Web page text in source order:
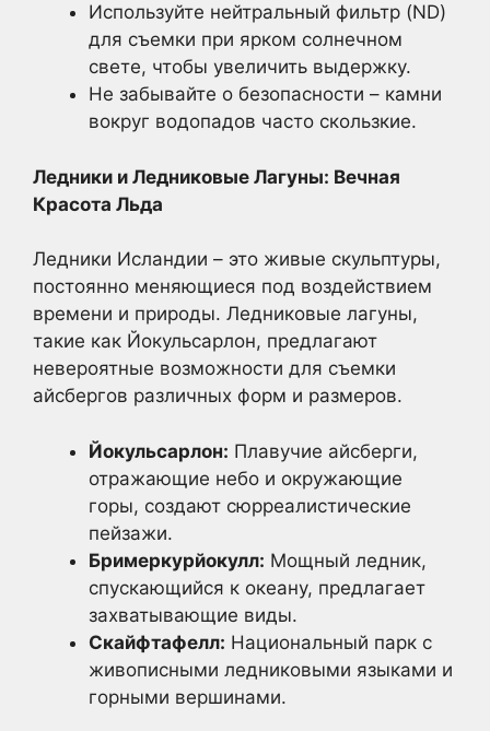
Используйте нейтральный фильтр (ND)
для съемки при ярком солнечном
свете, чтобы увеличить выдержку.
Не забывайте о безопасности – камни
вокруг водопадов часто скользкие.
Ледники и Ледниковые Лагуны: Вечная
Красота Льда
Ледники Исландии – это живые скульптуры,
постоянно меняющиеся под воздействием
времени и природы. Ледниковые лагуны,
такие как Йокульсарлон, предлагают
невероятные возможности для съемки
айсбергов различных форм и размеров.
Йокульсарлон: Плавучие айсберги,
отражающие небо и окружающие
горы, создают сюрреалистические
пейзажи.
Бримеркурйокулл: Мощный ледник,
спускающийся к океану, предлагает
захватывающие виды.
Скайфтафелл: Национальный парк с
живописными ледниковыми языками и
горными вершинами.